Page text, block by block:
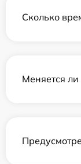
Сколько
Меняется